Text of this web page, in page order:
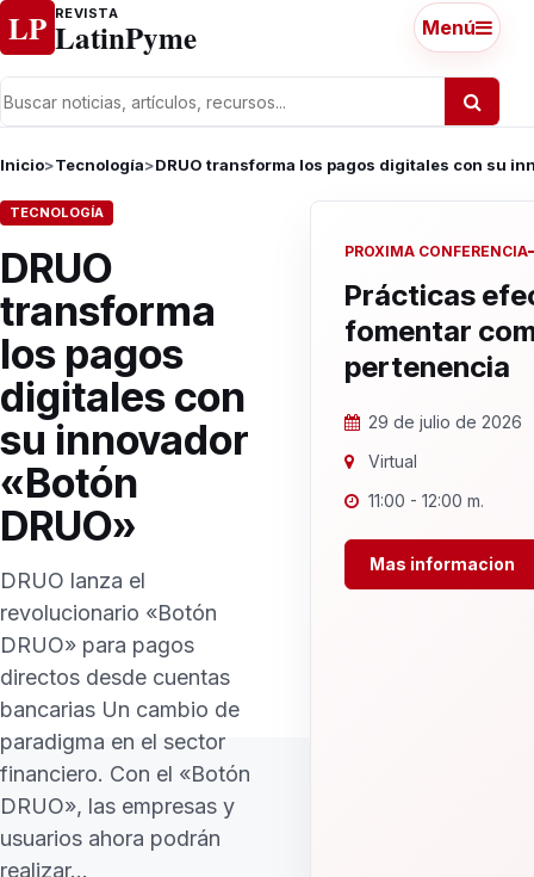
Ir al contenido
LP REVISTA
LatinPyme Menú
Inicio>Tecnología>DRUO transforma los pagos digitales con su
TECNOLOGÍA
DRUO
transforma
los pagos
digitales con
su innovador
«Botón
DRUO»
DRUO lanza el
revolucionario «Botón
DRUO» para pagos
directos desde cuentas
bancarias Un cambio de
paradigma en el sector
financiero. Con el «Botón
DRUO», las empresas y
usuarios ahora podrán
realizar...
PROXIMA CONFERENCIA
Prácticas
fomentar
pertenencia
29 de julio de 2026
Virtual
11:00 - 12:00 m.
Mas informacion